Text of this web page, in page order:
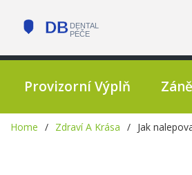
Provizorní Výplň
Home Zdraví A Krása Jak